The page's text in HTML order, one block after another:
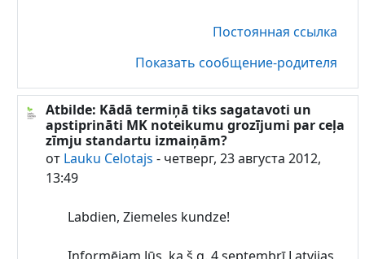
Постоянная ссылка
Показать сообщение-родителя
В ответ на Lauku Celotajs
Atbilde: Kādā termiņā tiks sagatavoti un
apstiprināti MK noteikumu grozījumi par ceļa
zīmju standartu izmaiņām?
от Lauku Celotajs - четверг, 23 августа 2012,
13:49
Labdien, Ziemeles kundze!